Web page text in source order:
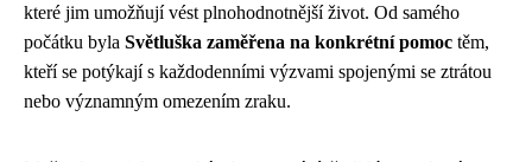
které jim umožňují vést plnohodnotnější život. Od samého
počátku byla Světluška zaměřena na konkrétní pomoc těm,
kteří se potýkají s každodenními výzvami spojenými se ztrátou
nebo významným omezením zraku.